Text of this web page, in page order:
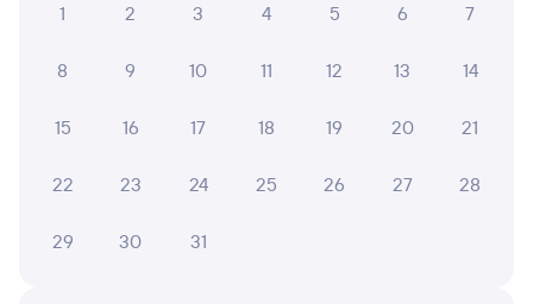
1
2 3 4 5 6 7
8 9 10 11 12 13 14
15 16 17 18 19 20 21
22 23 24 25 26 27 28
29 30 31